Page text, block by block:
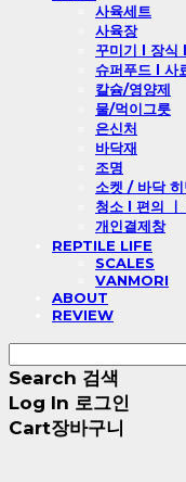
사육세트
사육장
꾸미기 l 장식
슈퍼푸드 l 사
칼슘/영양제
물/먹이그릇
은신처
바닥재
조명
소켓 / 바닥 히
청소 l 편의 ㅣ
개인결제창
REPTILE LIFE
SCALES
VANMORI
ABOUT
REVIEW
Search 검색
Log In 로그인
Cart장바구니